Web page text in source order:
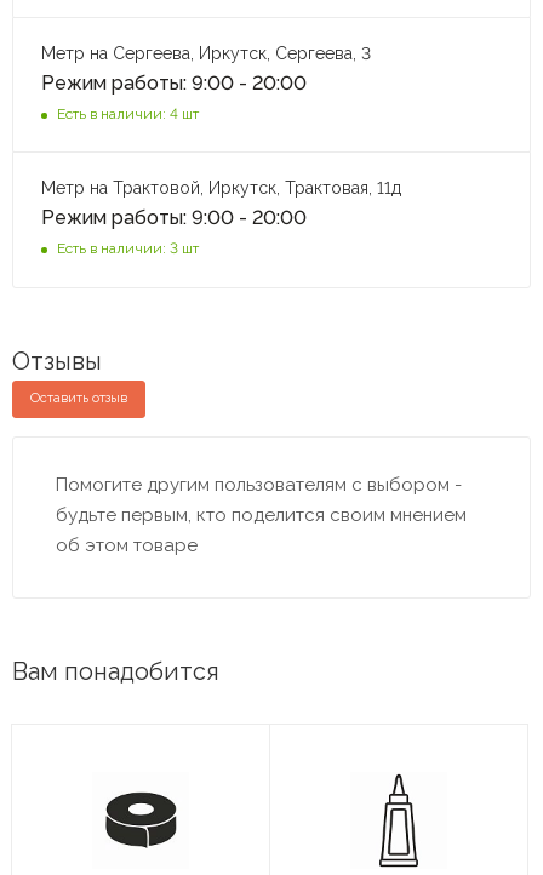
Метр на Сергеева, Иркутск, Сергеева, 3
Режим работы: 9:00 - 20:00
Есть в наличии: 4 шт
Метр на Трактовой, Иркутск, Трактовая, 11д
Режим работы: 9:00 - 20:00
Есть в наличии: 3 шт
Отзывы
Оставить отзыв
Помогите другим пользователям с выбором -
будьте первым, кто поделится своим мнением
об этом товаре
Вам понадобится